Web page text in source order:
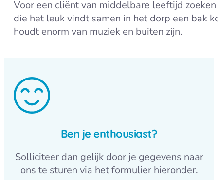
Voor een cliënt van middelbare leeftijd
die het leuk vindt samen in het dorp een bak
houdt enorm van muziek en buiten zijn.
Ben je enthousiast?
Solliciteer dan gelijk door je gegevens naar
ons te sturen via het formulier hieronder.